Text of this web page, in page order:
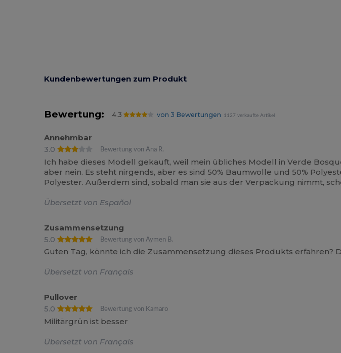
Kundenbewertungen zum Produkt
Bewertung: 4.3 von 3 Bewertungen 1127 verkaufte Artikel
Annehmbar
3.0
Bewertung von Ana R.
Ich habe dieses Modell gekauft, weil mein übliches Modell in Verde
aber nein. Es steht nirgends, aber es sind 50% Baumwolle und 50%
Polyester. Außerdem sind, sobald man sie aus der Verpackung nimmt,
Übersetzt von Español
Zusammensetzung
5.0
Bewertung von Aymen B.
Guten Tag, könnte ich die Zusammensetzung dieses Produkts erfahren?
Übersetzt von Français
Pullover
5.0
Bewertung von Kamaro
Militärgrün ist besser
Übersetzt von Français